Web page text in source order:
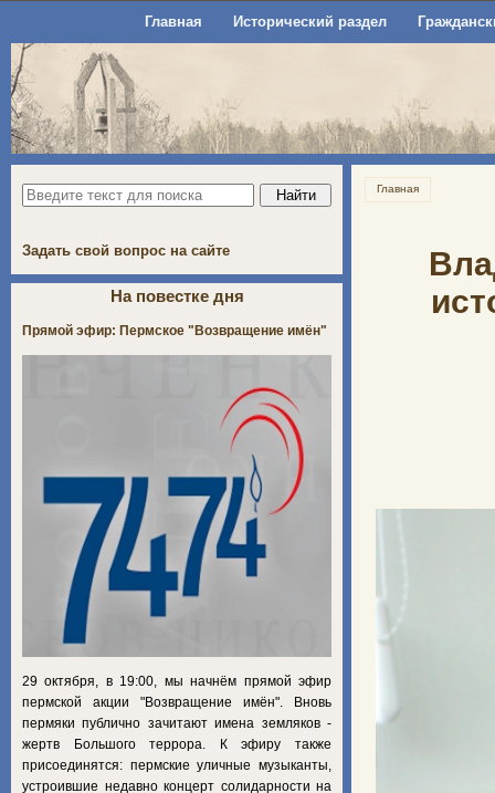
Главная Исторический раздел
Главная
Задать свой вопрос на сайте
На повестке дня
Прямой эфир: Пермское "Возвращение имён"
29 октября, в 19:00, мы начнём прямой эфир
пермской акции "Возвращение имён". Вновь
пермяки публично зачитают имена земляков -
жертв Большого террора. К эфиру также
присоединятся: пермские уличные музыканты,
устроившие недавно концерт солидарности на